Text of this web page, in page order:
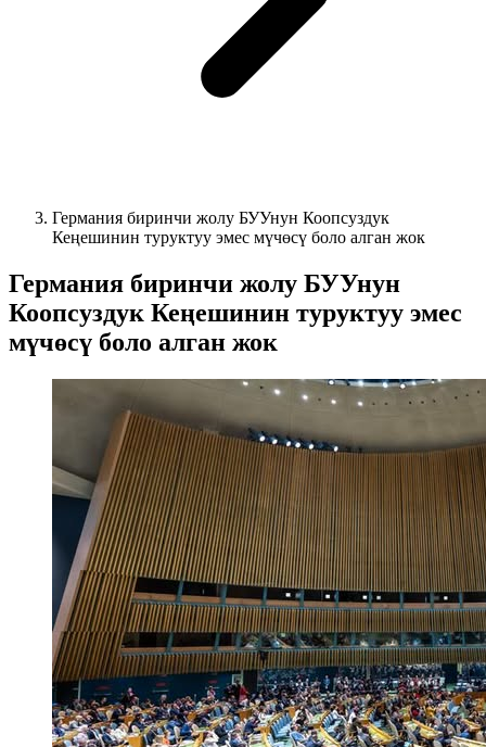
Германия биринчи жолу БУУнун Коопсуздук
Кеңешинин туруктуу эмес мүчөсү боло алган жок
Германия биринчи жолу БУУнун
Коопсуздук Кеңешинин туруктуу эмес
мүчөсү боло алган жок